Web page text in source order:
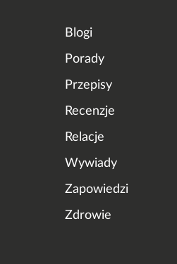
Blogi
Porady
Przepisy
Recenzje
Relacje
Wywiady
Zapowiedzi
Zdrowie